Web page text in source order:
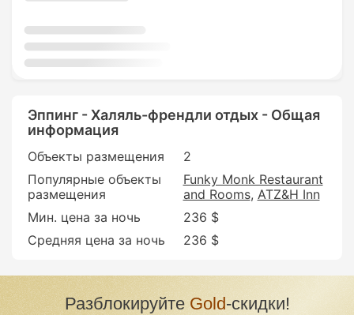
Эппинг - Халяль-френдли отдых - Общая
информация
Объекты размещения
2
Популярные объекты
размещения
Funky Monk Restaurant
and Rooms ATZ&H Inn
Мин. цена за ночь
236 $
Средняя цена за ночь
236 $
Разблокируйте Gold-скидки!